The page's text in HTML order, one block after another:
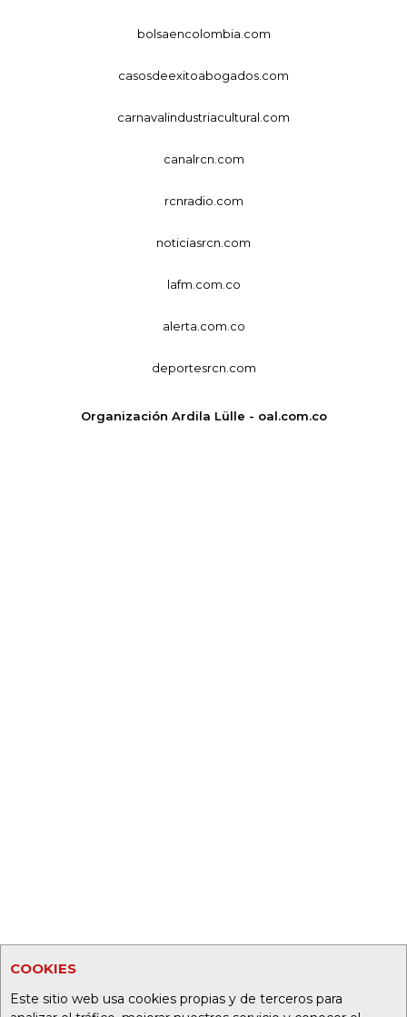
COOKIES
Este sitio web usa cookies propias y de terceros para
bolsaencolombia.com
casosdeexitoabogados.com
carnavalindustriacultural.com
canalrcn.com
rcnradio.com
noticiasrcn.com
lafm.com.co
alerta.com.co
deportesrcn.com
Organización Ardila Lülle - oal.com.co